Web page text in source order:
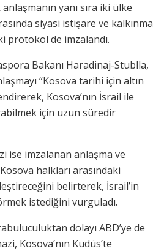
yanı sıra iki ülke
siyasi istişare ve kalkınma
protokol de imzalandı.
Bakanı Haradinaj-Stublla,
“Kosova tarihi için altın
Kosova’nın İsrail ile
için uzun süredir
ise imzalanan anlaşma ve
halkları arasındaki
belirterek, İsrail’in
istediğini vurguladı.
dolayı ABD’ye de
Kosova’nın Kudüs’te